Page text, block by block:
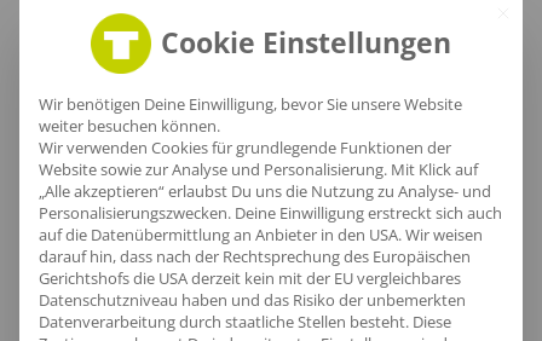
Dein einzigartiger Marken-
Look
in Gütersloh mit Teamoutfits
Cookie Einstellungen
Wir benötigen Deine Einwilligung, bevor Sie unsere Website
weiter besuchen können.
Wir verwenden Cookies für grundlegende Funktionen der
Website sowie zur Analyse und Personalisierung. Mit Klick auf
„Alle akzeptieren“ erlaubst Du uns die Nutzung zu Analyse- und
Personalisierungszwecken. Deine Einwilligung erstreckt sich auch
auf die Datenübermittlung an Anbieter in den USA. Wir weisen
darauf hin, dass nach der Rechtsprechung des Europäischen
Gerichtshofs die USA derzeit kein mit der EU vergleichbares
Datenschutzniveau haben und das Risiko der unbemerkten
Datenverarbeitung durch staatliche Stellen besteht. Diese